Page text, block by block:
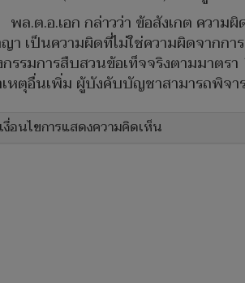
พล.ต.อ.เอก กล่าวว่า ข้อสังเกต ควา
า เป็นความผิดที่ไม่ใช่ความผิดจากก
รรมการสืบสวนข้อเท็จจริงตามมาต
หตุอื่นเพิ่ม ผู้บังคับบัญชาสามารถพิจา
เงื่อนไขการแสดงความคิดเห็น